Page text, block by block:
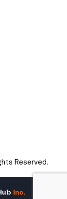
Reserved.
Inc.